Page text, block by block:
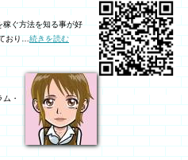
稼ぐ方法を知る事が好
おり…続きを読む
・